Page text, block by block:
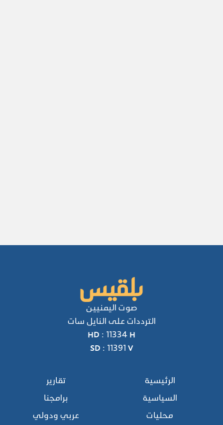
صوت اليمنيين
الترددات على النايل سات
HD : 11334 H
SD : 11391 V
الرئيسية
السياسية
محليات
تقارير
برامجنا
عربي ودولي